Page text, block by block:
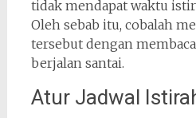
tidak mendapat waktu
Oleh sebab itu, cobalah
tersebut dengan
berjalan santai.
Atur Jadwal